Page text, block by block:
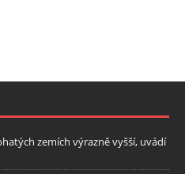
zemích výrazně vyšší, uvádí